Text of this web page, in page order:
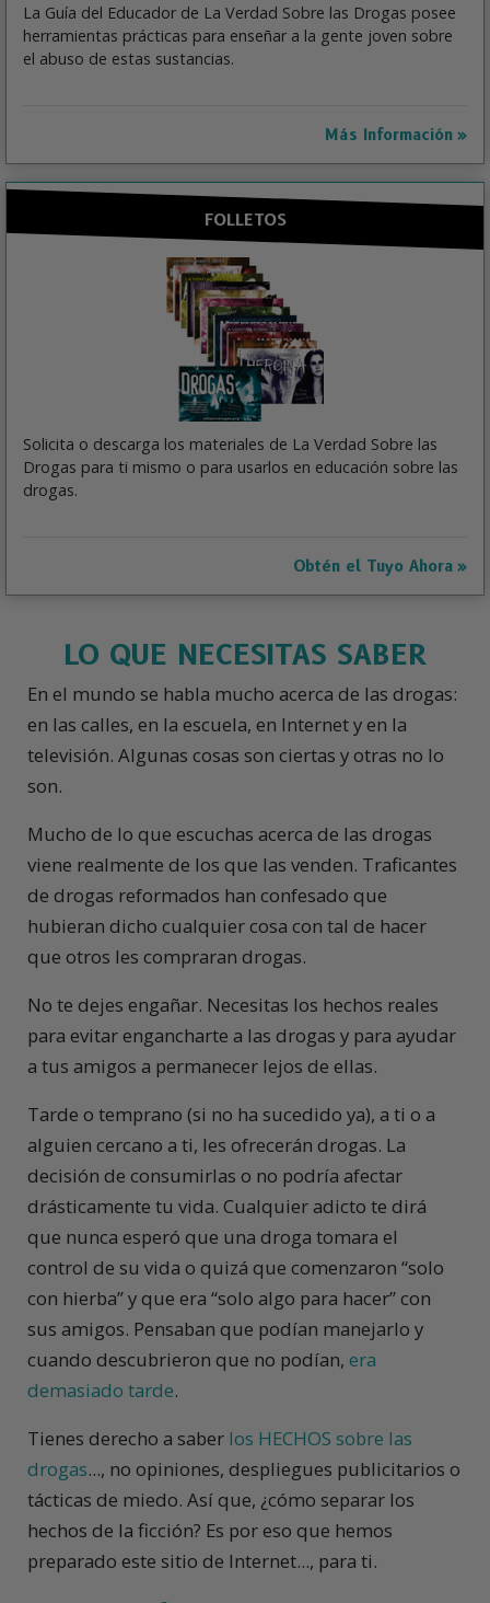
La Guía del Educador de La Verdad Sobre las Drogas posee
herramientas prácticas para enseñar a la gente joven sobre
el abuso de estas sustancias.
Más Información
FOLLETOS
Solicita o descarga los materiales de La Verdad Sobre las
Drogas para ti mismo o para usarlos en educación sobre las
drogas.
Obtén el Tuyo Ahora
LO QUE NECESITAS SABER
En el mundo se habla mucho acerca de las drogas:
en las calles, en la escuela, en Internet y en la
televisión. Algunas cosas son ciertas y otras no lo
son.
Mucho de lo que escuchas acerca de las drogas
viene realmente de los que las venden. Traficantes
de drogas reformados han confesado que
hubieran dicho cualquier cosa con tal de hacer
que otros les compraran drogas.
No te dejes engañar. Necesitas los hechos reales
para evitar engancharte a las drogas y para ayudar
a tus amigos a permanecer lejos de ellas.
Tarde o temprano (si no ha sucedido ya), a ti o a
alguien cercano a ti, les ofrecerán drogas. La
decisión de consumirlas o no podría afectar
drásticamente tu vida. Cualquier adicto te dirá
que nunca esperó que una droga tomara el
control de su vida o quizá que comenzaron “solo
con hierba” y que era “solo algo para hacer” con
sus amigos. Pensaban que podían manejarlo y
cuando descubrieron que no podían, era
demasiado tarde.
Tienes derecho a saber los HECHOS sobre las
drogas..., no opiniones, despliegues publicitarios o
tácticas de miedo. Así que, ¿cómo separar los
hechos de la ficción? Es por eso que hemos
preparado este sitio de Internet..., para ti.